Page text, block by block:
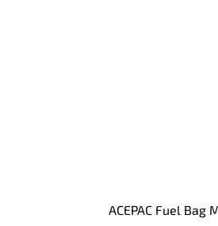
ACEPAC Fuel Bag